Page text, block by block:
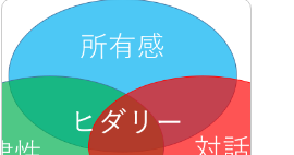
で、エネルギーを拡張するデバイス
です。